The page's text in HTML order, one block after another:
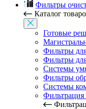
Фильтры
Каталог
Готовые
Фильтры
Фильтры
Системы
Фильтры
Системы
Фильтрация